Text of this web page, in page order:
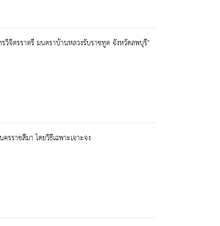
วิจิตรราตรี มนตราบ้านหลวงรับราชทูต จังหวัดลพบุรี"
ราชสีมา โดยวิธีเฉพาะเจาะจง